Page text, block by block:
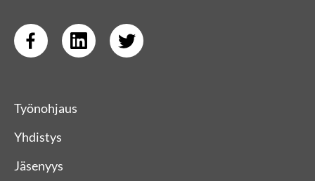
Työnohjaus
Yhdistys
Jäsenyys